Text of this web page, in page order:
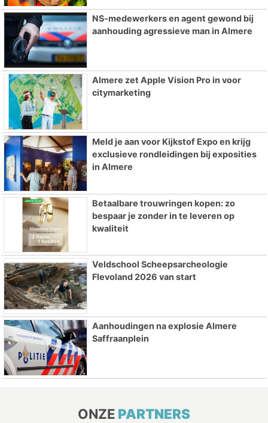
NS-medewerkers en agent gewond bij
aanhouding agressieve man in Almere
Almere zet Apple Vision Pro in voor
citymarketing
Meld je aan voor Kijkstof Expo en krijg
exclusieve rondleidingen bij exposities
in Almere
Betaalbare trouwringen kopen: zo
bespaar je zonder in te leveren op
kwaliteit
Veldschool Scheepsarcheologie
Flevoland 2026 van start
Aanhoudingen na explosie Almere
Saffraanplein
ONZE PARTNERS